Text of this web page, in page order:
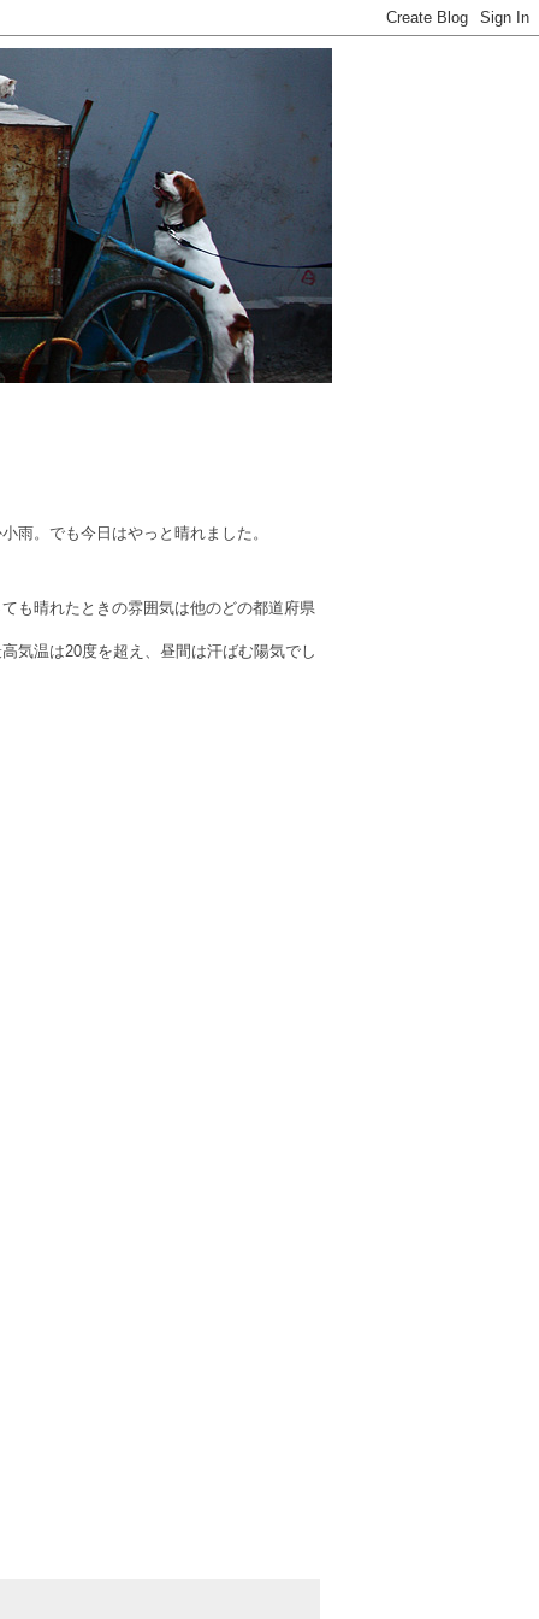
雨。でも今日はやっと晴れました。
も晴れたときの雰囲気は他のどの都道府県
気温は20度を超え、昼間は汗ばむ陽気でし